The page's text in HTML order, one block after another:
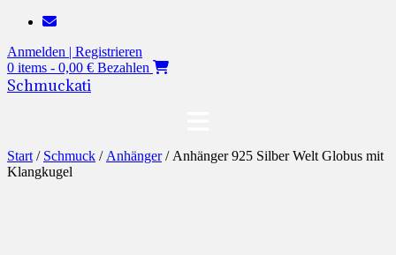
Zum
springen
Anmelden | Registrieren
0 items - 0,00 € Bezahlen
Schmuckati
Start / Schmuck / Anhänger/ Anhänger 925 Silber Welt Globus mit
Klangkugel